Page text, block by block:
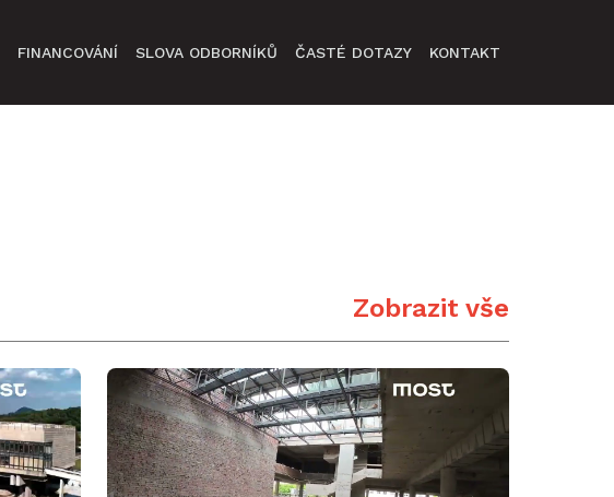
FINANCOVÁNÍ SLOVA ODBORNÍKŮ ČASTÉ DOTAZY KONTAKT
Zobrazit vše